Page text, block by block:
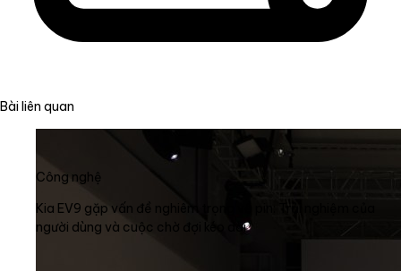
Bài liên quan
Công nghệ
Kia EV9 gặp vấn đề nghiêm trọng về pin: Trải nghiệm của
người dùng và cuộc chờ đợi kéo dài